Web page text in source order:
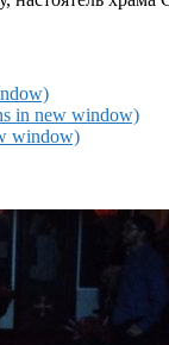
in new window)
window)